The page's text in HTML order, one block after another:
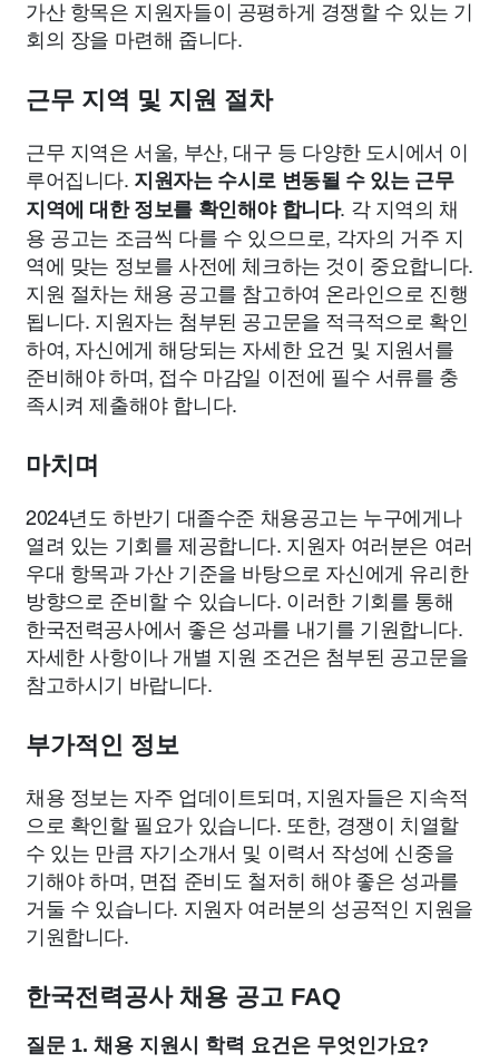
가산 항목은 지원자들이 공평하게 경쟁할 수 있는 기
회의 장을 마련해 줍니다.
근무 지역 및 지원 절차
근무 지역은 서울, 부산, 대구 등 다양한 도시에서 이
루어집니다. 지원자는 수시로 변동될 수 있는 근무
지역에 대한 정보를 확인해야 합니다. 각 지역의 채
용 공고는 조금씩 다를 수 있으므로, 각자의 거주 지
역에 맞는 정보를 사전에 체크하는 것이 중요합니다.
지원 절차는 채용 공고를 참고하여 온라인으로 진행
됩니다. 지원자는 첨부된 공고문을 적극적으로 확인
하여, 자신에게 해당되는 자세한 요건 및 지원서를
준비해야 하며, 접수 마감일 이전에 필수 서류를 충
족시켜 제출해야 합니다.
마치며
2024년도 하반기 대졸수준 채용공고는 누구에게나
열려 있는 기회를 제공합니다. 지원자 여러분은 여러
우대 항목과 가산 기준을 바탕으로 자신에게 유리한
방향으로 준비할 수 있습니다. 이러한 기회를 통해
한국전력공사에서 좋은 성과를 내기를 기원합니다.
자세한 사항이나 개별 지원 조건은 첨부된 공고문을
참고하시기 바랍니다.
부가적인 정보
채용 정보는 자주 업데이트되며, 지원자들은 지속적
으로 확인할 필요가 있습니다. 또한, 경쟁이 치열할
수 있는 만큼 자기소개서 및 이력서 작성에 신중을
기해야 하며, 면접 준비도 철저히 해야 좋은 성과를
거둘 수 있습니다. 지원자 여러분의 성공적인 지원을
기원합니다.
한국전력공사 채용 공고 FAQ
질문 1. 채용 지원시 학력 요건은 무엇인가요?